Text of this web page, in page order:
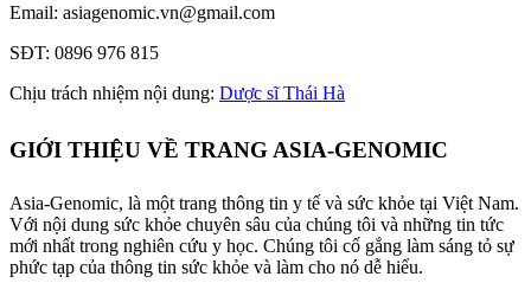
Email: asiagenomic.vn@gmail.com
SĐT: 0896 976 815
Chịu trách nhiệm nội dung: Dược sĩ Thái Hà
GIỚI THIỆU VỀ TRANG ASIA-GENOMIC
Asia-Genomic, là một trang thông tin y tế và sức khỏe tại Việt Nam.
Với nội dung sức khỏe chuyên sâu của chúng tôi và những tin tức
mới nhất trong nghiên cứu y học. Chúng tôi cố gắng làm sáng tỏ sự
phức tạp của thông tin sức khỏe và làm cho nó dễ hiểu.